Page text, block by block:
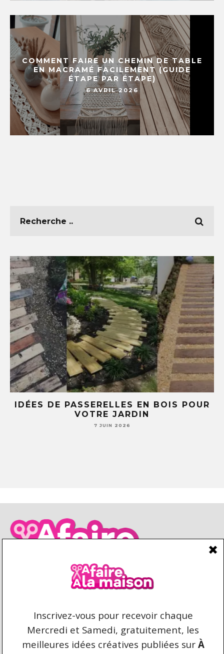
COMMENT FAIRE UN CHEMIN DE TABLE
EN MACRAMÉ FACILEMENT (GUIDE
ÉTAPE PAR ÉTAPE)
6 AVRIL 2026
5 IDÉES DIY AVEC DES TASSES ET
SOUCOUPES (TU NE REGARDERAS PLUS
JAMAIS TA VAISSELLE PAREIL )
CONDITIONS D’UTILISATION CONTACT
REPRODUCTION ET DROIT D'AUTEUR
AFAIREALAMAISON.COM © 2021 TOUS DROITS
RÉSERVÉS. AUCUNE COPIE DU CONTENU N'EST